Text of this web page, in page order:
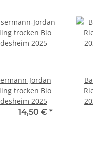
Jordan
trocken Bio
2025
14,50 € *